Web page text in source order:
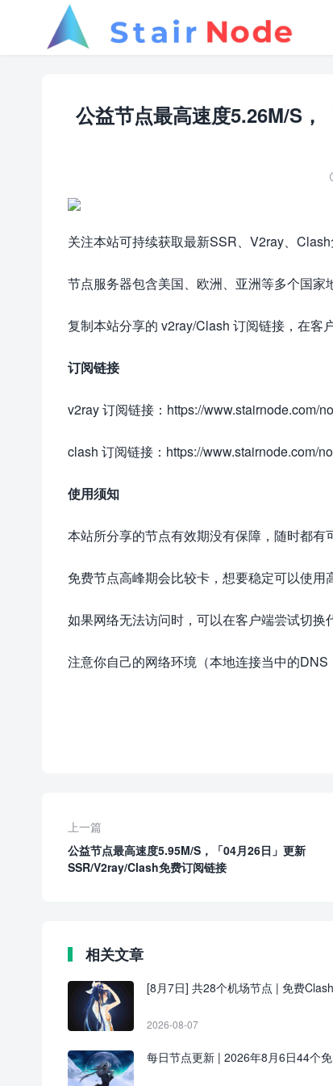
公益节点最高速度5.26M/S
关注本站可持续获取最新SSR、V2ray、Clash
节点服务器包含美国、欧洲、亚洲等多个国家
复制本站分享的 v2ray/Clash 订阅链接，在客
订阅链接
v2ray 订阅链接：https://www.stairnode.com/
clash 订阅链接：https://www.stairnode.com/
使用须知
本站所分享的节点有效期没有保障，随时都有
免费节点高峰期会比较卡，想要稳定可以使用
如果网络无法访问时，可以在客户端尝试切换
注意你自己的网络环境（本地连接当中的
上一篇
公益节点最高速度5.95M/S，「04月26日」更新
SSR/V2ray/Clash免费订阅链接
相关文章
[8月7日] 共28个机场节点 | 免费
2026-08-07
每日节点更新 | 2026年8月6日44个